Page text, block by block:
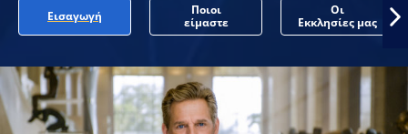
Εισαγωγή
Ποιοι
είμαστε
Οι
Εκκλησίες μας